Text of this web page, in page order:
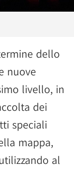
dello
nuove
livello, in
dei
speciali
mappa,
al